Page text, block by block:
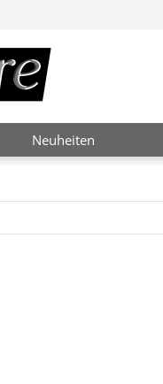
Neuheiten